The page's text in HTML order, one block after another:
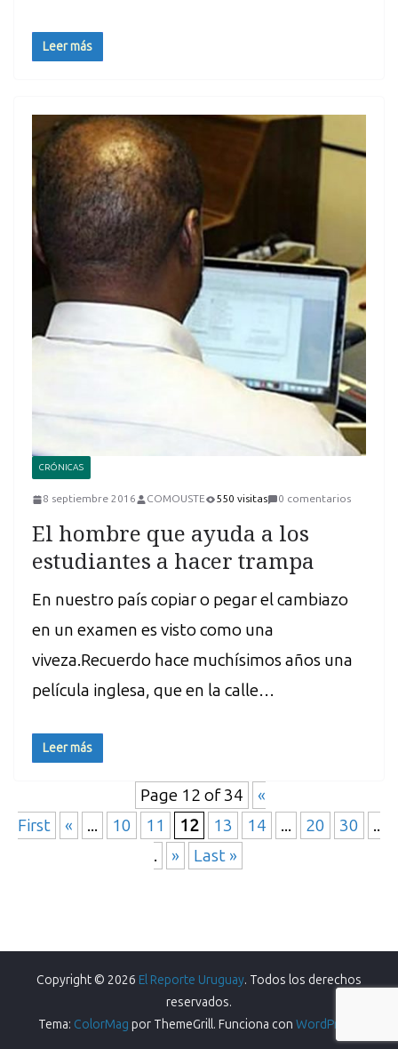
Leer más
CRÓNICAS
8 septiembre 2016 COMOUSTE 550 visitas 0 comentarios
El hombre que ayuda a los
estudiantes a hacer trampa
En nuestro país copiar o pegar el cambiazo
en un examen es visto como una
viveza.Recuerdo hace muchísimos años una
película inglesa, que en la calle…
Leer más
Page 12 of 34
«
First
« ... 10 11 12 13 14 ... 20 30
..
.
» Last »
Copyright © 2026 El Reporte Uruguay. Todos los derechos
reservados.
Tema: ColorMag por ThemeGrill. Funciona con WordPress